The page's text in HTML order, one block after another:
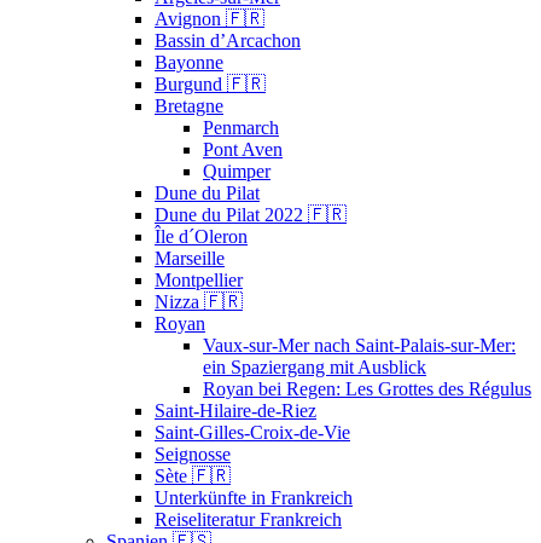
Avignon 🇫🇷
Bassin d’Arcachon
Bayonne
Burgund 🇫🇷
Bretagne
Penmarch
Pont Aven
Quimper
Dune du Pilat
Dune du Pilat 2022 🇫🇷
Île d´Oleron
Marseille
Montpellier
Nizza 🇫🇷
Royan
Vaux-sur-Mer nach Saint-Palais-sur-Mer:
ein Spaziergang mit Ausblick
Royan bei Regen: Les Grottes des Régulus
Saint-Hilaire-de-Riez
Saint-Gilles-Croix-de-Vie
Seignosse
Sète 🇫🇷
Unterkünfte in Frankreich
Reiseliteratur Frankreich